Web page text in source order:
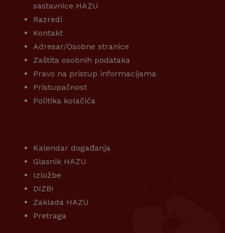
sastavnice HAZU
Razredi
Kontakt
Adresar/Osobne stranice
Zaštita osobnih podataka
Pravo na pristup informacijama
Pristupačnost
Politika kolačića
Kalendar događanja
Glasnik HAZU
Izložbe
DIZBI
Zaklada HAZU
Pretraga